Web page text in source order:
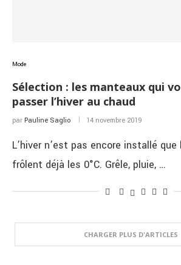
Mode
Sélection : les manteaux qui
passer l’hiver au chaud
par Pauline Saglio 14 novembre 2019
L’hiver n’est pas encore installé
frôlent déjà les 0°C. Grêle, pluie, …
CHARGER PLUS D'ARTICLES